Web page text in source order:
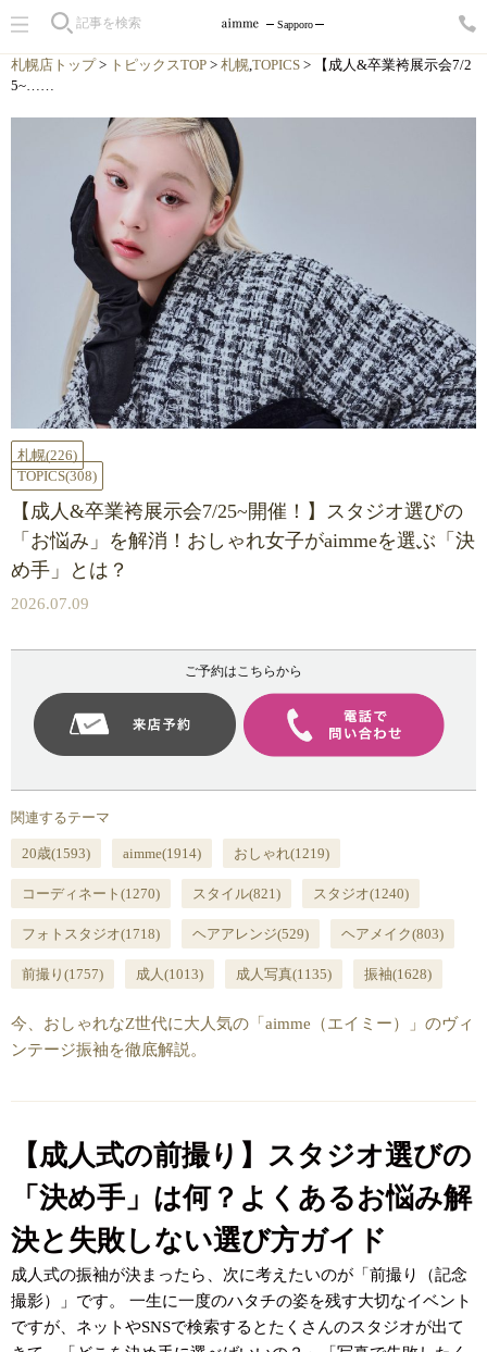
Sapporo
札幌店トップ> トピックスTOP > 札幌,TOPICS > 【成人&卒業袴展示会7/2
5~……
札幌(226)
TOPICS(308)
【成人&卒業袴展示会7/25~開催！】スタジオ選びの
「お悩み」を解消！おしゃれ女子がaimmeを選ぶ「決
め手」とは？
2026.07.09
ご予約はこちらから
関連するテーマ
20歳(1593) aimme(1914) おしゃれ(1219)
コーディネート (1270) スタイル(821) スタジオ(1240)
フォトスタジオ(1718) ヘアアレンジ(529) ヘアメイク(803)
前撮り (1757) 成人 (1013) 成人写真(1135) 振袖(1628)
今、おしゃれなZ世代に大人気の「aimme（エイミー）」のヴィ
ンテージ振袖を徹底解説。
【成人式の前撮り】スタジオ選びの
「決め手」は何？よくあるお悩み解
決と失敗しない選び方ガイド
成人式の振袖が決まったら、次に考えたいのが「前撮り（記念
撮影）」です。 一生に一度のハタチの姿を残す大切なイベント
ですが、ネットやSNSで検索するとたくさんのスタジオが出て